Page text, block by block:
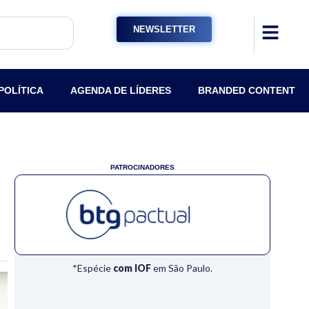
NEWSLETTER
AGENDA DE LÍDERES BRANDED CONTENT
PATROCINADORES